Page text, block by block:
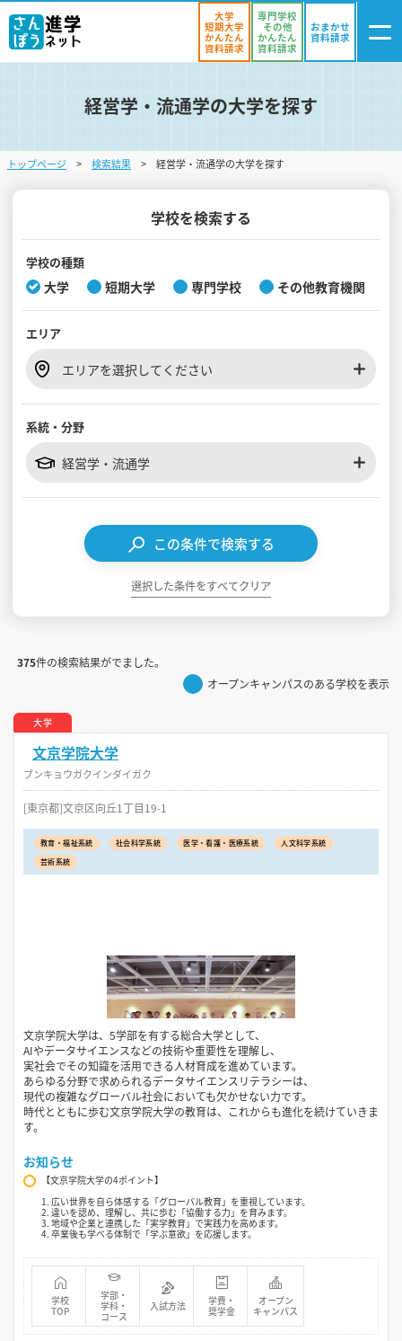
ログイン
・登録
気になる
学校を探す
オープンキャンパスを探す
入試・受験入門
見学会WEB手引書
大学
短期大学
かんたん
資料請求
専門学校
その他
かんたん
資料請求
おまかせ
資料請求
経営学・流通学の大学を探す
トップページ 検索結果 経営学・流通学の大学を探す
学校を検索する
学校の種類
大学 短期大学 専門学校 その他教育機関
エリア
エリアを選択してください
系統・分野
経営学・流通学
この条件で検索する
選択した条件をすべてクリア
375件の検索結果がでました。
オープンキャンパスのある学校を表示
大学
文京学院大学
ブンキョウガクインダイガク
[東京都]文京区向丘1丁目19-1
教育・福祉系統 社会科学系統 医学・看護・医療系統
人文科学系統
芸術系統
文京学院大学は、5学部を有する総合大学として、
AIやデータサイエンスなどの技術や重要性を理解し、
実社会でその知識を活用できる人材育成を進めています。
あらゆる分野で求められるデータサイエンスリテラシーは、
現代の複雑なグローバル社会においても欠かせない力です。
時代とともに歩む文京学院大学の教育は、これからも進化を続けていきま
す。
お知らせ
【文京学院大学の4ポイント】
1. 広い世界を自ら体感する「グローバル教育」を重視しています。
2. 違いを認め、理解し、共に歩む「協働する力」を育みます。
3. 地域や企業と連携した「実学教育」で実践力を高めます。
4. 卒業後も学べる体制で「学ぶ意欲」を応援します。
学校
TOP
学部・
学科・
コース
入試方法
学費・
奨学金
オープン
キャンパス